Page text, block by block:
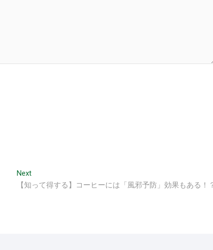
NextNext
post:
【知って得する】コーヒーには「風邪予防」効果もある！